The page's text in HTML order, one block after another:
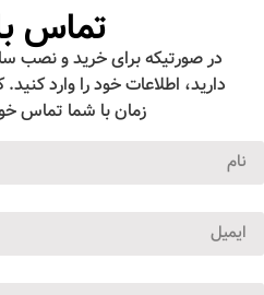
تماس
در صورتیکه برای خرید و نصب
دارید، اطلاعات خود را وارد
زمان با شما تماس